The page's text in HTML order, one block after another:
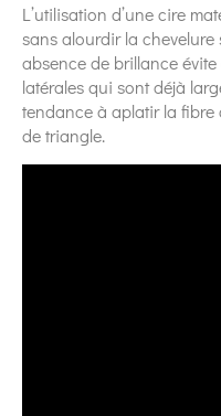
L’utilisation d’une cire
sans alourdir la chevelure
absence de brillance évite
latérales qui sont déjà
tendance à aplatir la fibre
de triangle.